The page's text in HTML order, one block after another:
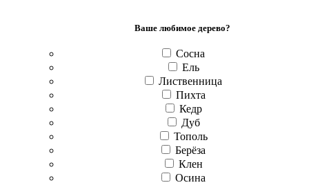
Ваше любимое дерево?
Сосна
Ель
Лиственница
Пихта
Кедр
Дуб
Тополь
Берёза
Клен
Осина